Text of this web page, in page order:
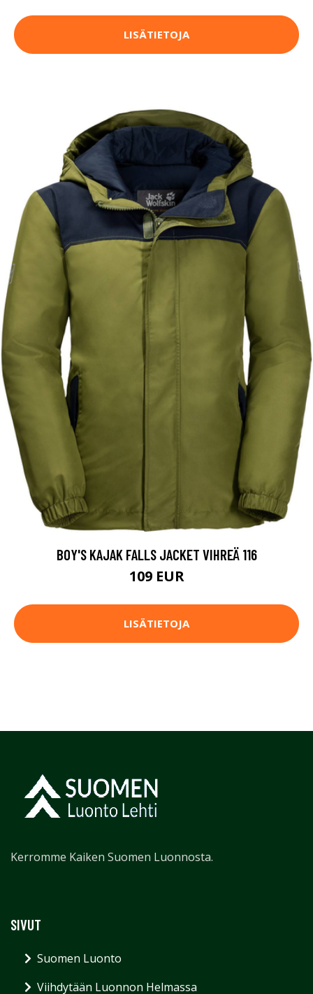
LISÄTIETOJA
BOY'S KAJAK FALLS JACKET VIHREÄ 116
109 EUR
LISÄTIETOJA
Kerromme Kaiken Suomen Luonnosta.
SIVUT
Suomen Luonto
Viihdytään Luonnon Helmassa